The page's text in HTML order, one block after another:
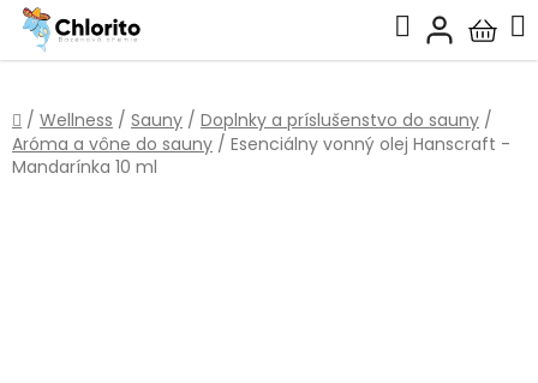
Prejsť
obsah
Hľadať
košík
Domov
/ Wellness / Sauny / Doplnky a príslušenstvo do sauny /
Aróma a vône do sauny / Esenciálny vonný olej Hanscraft -
Mandarínka 10 ml